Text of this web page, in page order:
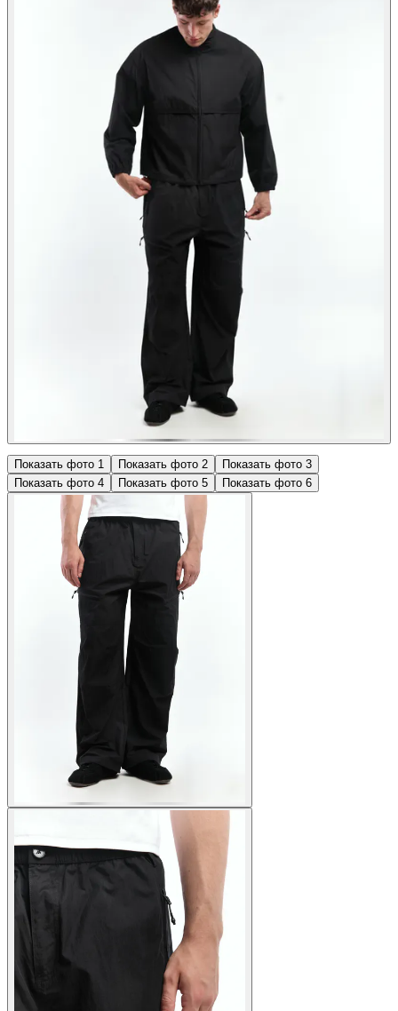
Показать фото 1 Показать фото 2 Показать фото 3
Показать фото 4 Показать фото 5 Показать фото 6